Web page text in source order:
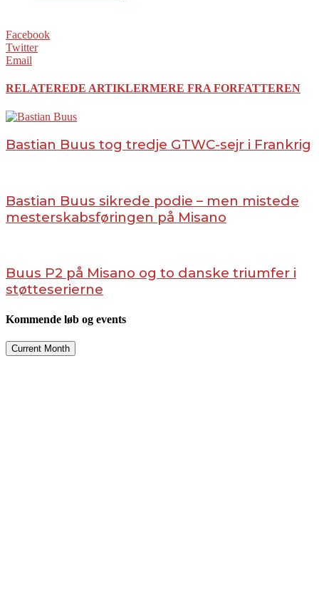
Facebook
Twitter
Email
RELATEREDE ARTIKLERMERE FRA FORFATTEREN
Bastian Buus tog tredje GTWC-sejr i Frankrig
Bastian Buus sikrede podie – men mistede
mesterskabsføringen på Misano
Buus P2 på Misano og to danske triumfer i
støtteserierne
Kommende løb og events
Current Month